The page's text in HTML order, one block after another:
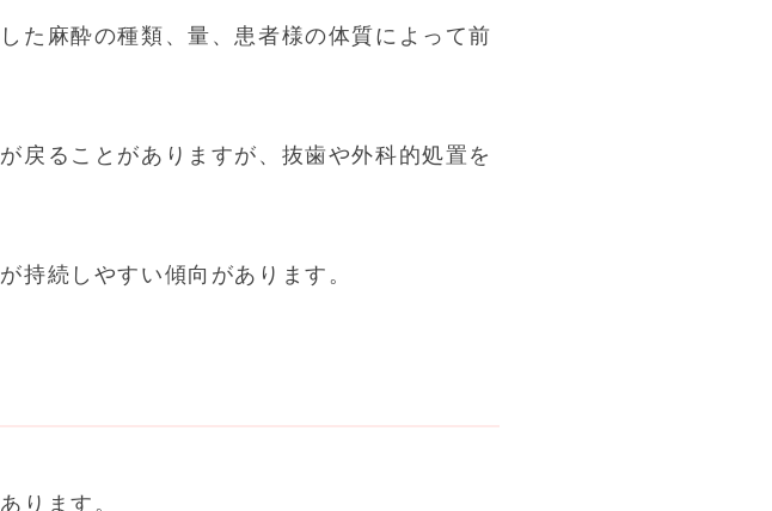
た麻酔の種類、量、患者様の体質によって前
戻ることがありますが、抜歯や外科的処置を
持続しやすい傾向があります。
ります。